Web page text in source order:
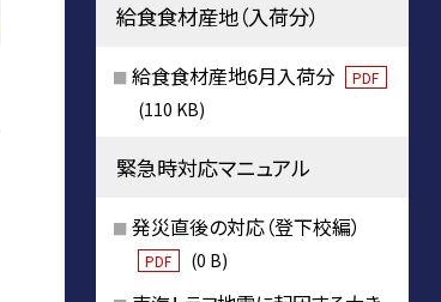
給食食材産地（入荷分）
給食食材産地6月入荷分 PDF
(110 KB)
緊急時対応マニュアル
発災直後の対応（登下校編）
PDF (0 B)